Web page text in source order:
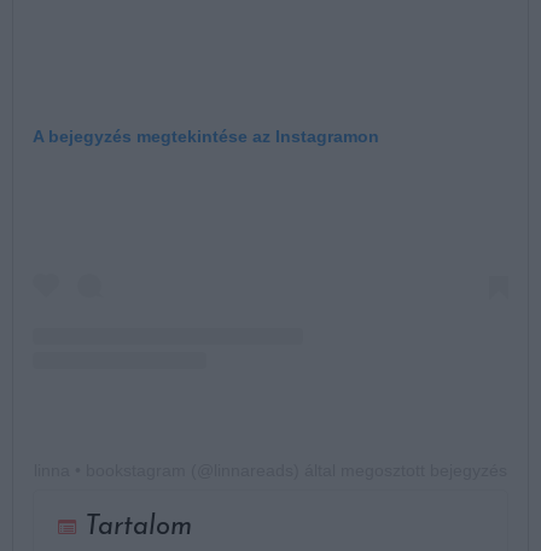
A bejegyzés megtekintése az Instagramon
Tartalom